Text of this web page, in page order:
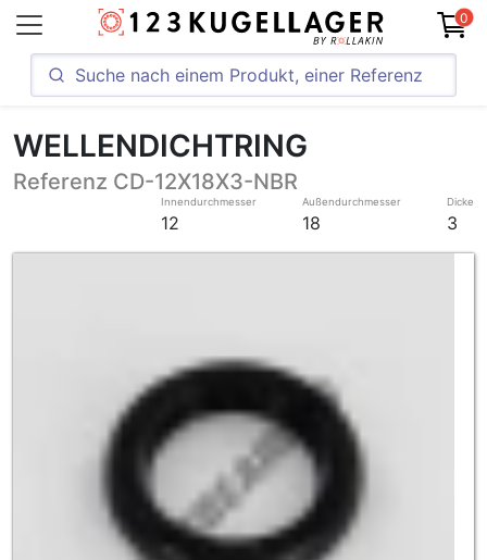
0
WELLENDICHTRING
Referenz CD-12X18X3-NBR
Innendurchmesser
12
Außendurchmesser
18
Dicke
3